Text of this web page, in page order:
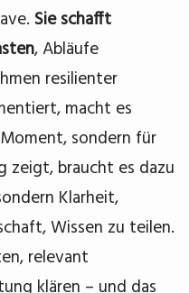
Sie schafft
, Abläufe
resilienter
macht es
sondern für
zeigt, braucht es dazu
Klarheit,
Wissen zu teilen.
relevant
klären – und das